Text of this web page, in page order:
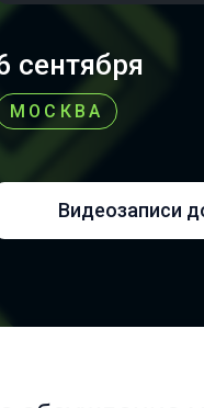
сентября
МОСКВА
Видеозаписи